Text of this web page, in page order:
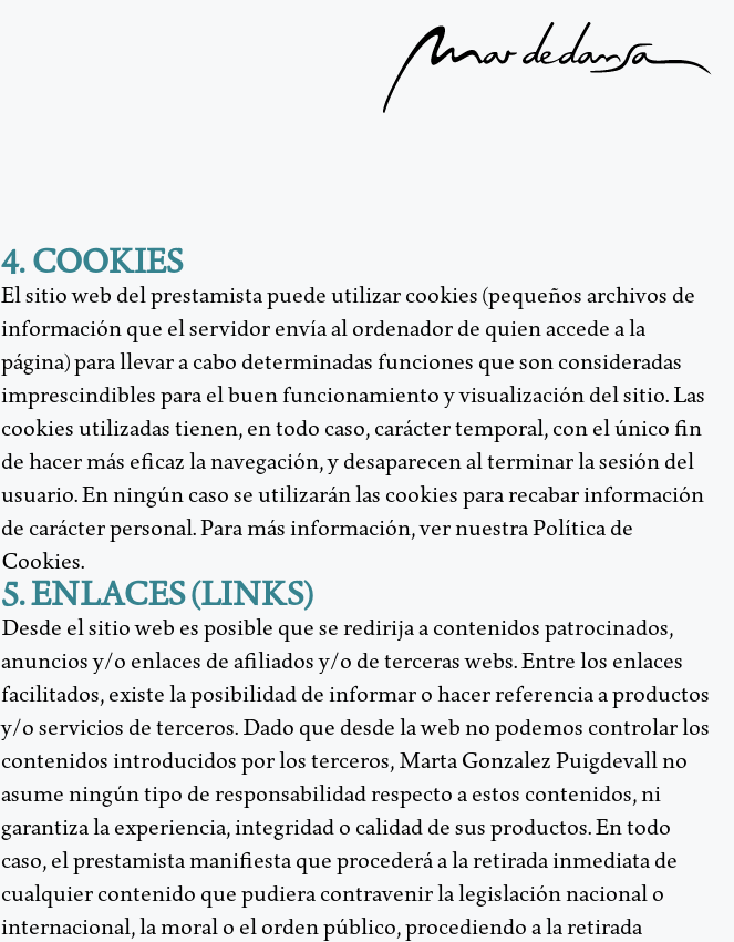
4. COOKIES
El sitio web del prestamista puede utilizar cookies (pequeños archivos de
información que el servidor envía al ordenador de quien accede a la
página) para llevar a cabo determinadas funciones que son consideradas
imprescindibles para el buen funcionamiento y visualización del sitio. Las
cookies utilizadas tienen, en todo caso, carácter temporal, con el único fin
de hacer más eficaz la navegación, y desaparecen al terminar la sesión del
usuario. En ningún caso se utilizarán las cookies para recabar información
de carácter personal. Para más información, ver nuestra Política de
Cookies.
5. ENLACES (LINKS)
Desde el sitio web es posible que se redirija a contenidos patrocinados,
anuncios y/o enlaces de afiliados y/o de terceras webs. Entre los enlaces
facilitados, existe la posibilidad de informar o hacer referencia a productos
y/o servicios de terceros. Dado que desde la web no podemos controlar los
contenidos introducidos por los terceros, Marta Gonzalez Puigdevall no
asume ningún tipo de responsabilidad respecto a estos contenidos, ni
garantiza la experiencia, integridad o calidad de sus productos. En todo
caso, el prestamista manifiesta que procederá a la retirada inmediata de
cualquier contenido que pudiera contravenir la legislación nacional o
internacional, la moral o el orden público, procediendo a la retirada